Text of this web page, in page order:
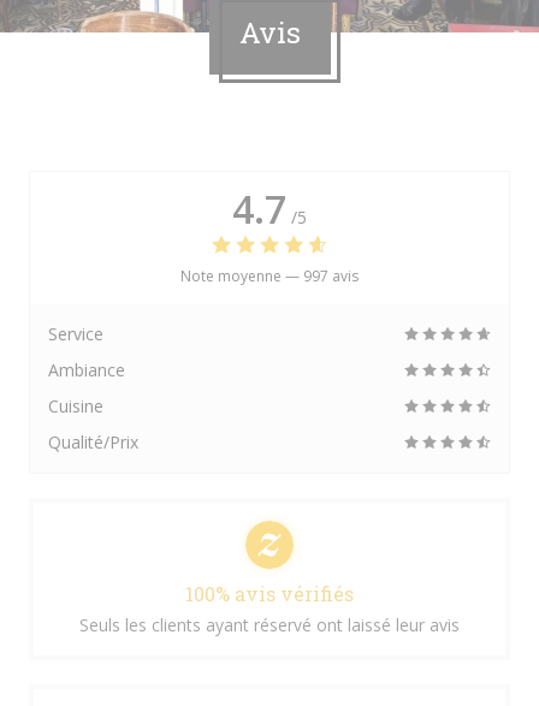
Avis
4.7 /5
Note moyenne — 997 avis
Service
Ambiance
Cuisine
Qualité/Prix
100% avis vérifiés
Seuls les clients ayant réservé ont laissé leur avis